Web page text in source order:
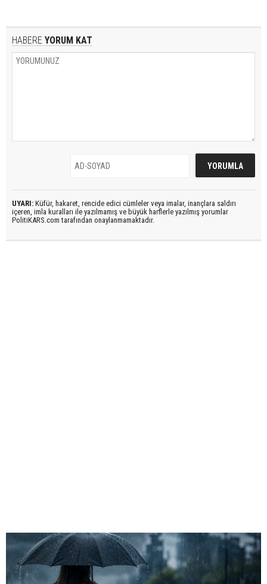
HABERE YORUM KAT
UYARI: Küfür, hakaret, rencide edici cümleler veya imalar, inançlara saldırı
içeren, imla kuralları ile yazılmamış ve büyük harflerle yazılmış yorumlar
PolitiKARS.com tarafından onaylanmamaktadır.